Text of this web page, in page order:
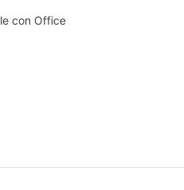
con Office